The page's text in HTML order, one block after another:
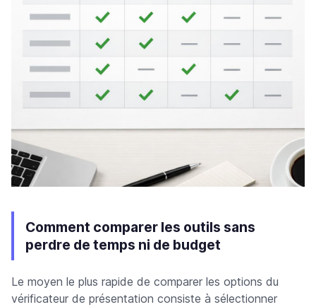
Comment comparer les outils sans
perdre de temps ni de budget
Le moyen le plus rapide de comparer les options du
vérificateur de présentation consiste à sélectionner